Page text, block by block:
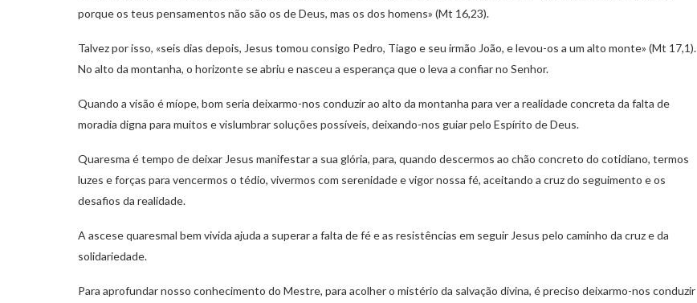
porque os teus pensamentos não são os de Deus, mas os dos homens» (Mt 16,23).
Talvez por isso, «seis dias depois, Jesus tomou consigo Pedro, Tiago e seu irmão João, e levou-os a um alto monte» (Mt 17,1).
No alto da montanha, o horizonte se abriu e nasceu a esperança que o leva a confiar no Senhor.
Quando a visão é míope, bom seria deixarmo-nos conduzir ao alto da montanha para ver a realidade concreta da falta de
moradia digna para muitos e vislumbrar soluções possíveis, deixando-nos guiar pelo Espírito de Deus.
Quaresma é tempo de deixar Jesus manifestar a sua glória, para, quando descermos ao chão concreto do cotidiano, termos
luzes e forças para vencermos o tédio, vivermos com serenidade e vigor nossa fé, aceitando a cruz do seguimento e os
desafios da realidade.
A ascese quaresmal bem vivida ajuda a superar a falta de fé e as resistências em seguir Jesus pelo caminho da cruz e da
solidariedade.
Para aprofundar nosso conhecimento do Mestre, para acolher o mistério da salvação divina, é preciso deixarmo-nos conduzir